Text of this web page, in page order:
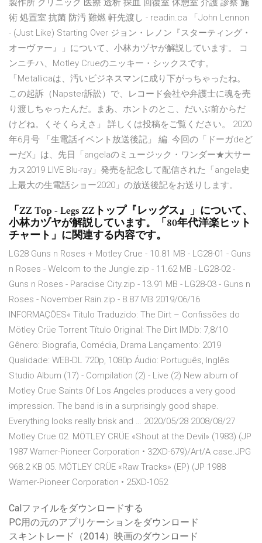
製作所 クリニック 医療 透析 採血 回復室 休憩室 介護 診察 施
術 処置室 抗菌 防汚 難燃 軒先渡し - readin.ca 「John Lennon
- (Just Like) Starting Over ジョン・レノン『スターティング・
オーヴァー』」について、小林カヅヤが解説しています。 コ
ンニチハ、Motley Crueのニッキー・シックスです。
「Metallicaは、汚いビジネスマンに成り下がっちゃったね。
この起訴（Napster訴訟）で、レコード会社や弁護士に魂を売
り渡しちゃったんだ。まあ、ホントのとこ、だいぶ前からだ
けどね。くそくらえさ」 詳しくは投稿をご覧ください。 2020
年6月号 「生電話イベント放送後記」 編. 今回の「ドーガdeど
ーだX」は、先日「angelaのミュージック・ワンダー★大サー
カス2019 LIVE Blu-ray」発売を記念して配信された「angela史
上最大の生電話ショー2020」の放送後記をお送りします。
「ZZ Top - Legs ZZトップ『レッグス』」について、
小林カヅヤが解説しています。「80年代洋楽ヒット
チャート」に関連する内容です。
LG28 Guns n Roses + Motley Crue - 10.81 MB - LG28-01 - Guns
n Roses - Welcom to the Jungle.zip - 11.62 MB - LG28-02 -
Guns n Roses - Paradise City.zip - 13.91 MB - LG28-03 - Guns n
Roses - November Rain.zip - 8.87 MB 2019/06/16
INFORMAÇÕES« Título Traduzido: The Dirt – Confissões do
Mötley Crüe Torrent Título Original: The Dirt IMDb: 7,8/10
Gênero: Biografia, Comédia, Drama Lançamento: 2019
Qualidade: WEB-DL 720p, 1080p Áudio: Português, Inglês
Studio Album (17) - Compilation (2) - Live (2) New album of
Motley Crue Saints Of Los Angeles produces a very good
impression. The band is in a surprisingly good shape.
Everything looks really brisk and … 2020/05/28 2008/08/27
Motley Crue 02. MÖTLEY CRÜE «Shout at the Devil» (1983) (JP
1987 Warner-Pioneer Corporation • 32XD-679)/Art/A case.JPG
968.2 KB 05. MÖTLEY CRÜE «Raw Tracks» (EP) (JP 1988
Warner-Pioneer Corporation • 25XD-1052
Calファイルをダウンロードする
PC用の元のアプリケーションをダウンロード
スキントレード（2014）映画のダウンロード